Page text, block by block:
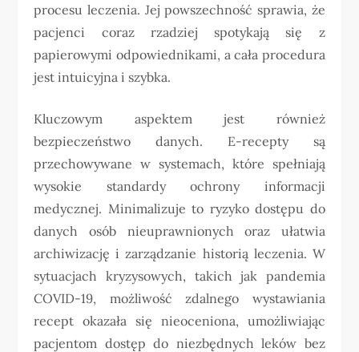
procesu leczenia. Jej powszechność sprawia, że
pacjenci coraz rzadziej spotykają się z
papierowymi odpowiednikami, a cała procedura
jest intuicyjna i szybka.
Kluczowym aspektem jest również
bezpieczeństwo danych. E-recepty są
przechowywane w systemach, które spełniają
wysokie standardy ochrony informacji
medycznej. Minimalizuje to ryzyko dostępu do
danych osób nieuprawnionych oraz ułatwia
archiwizację i zarządzanie historią leczenia. W
sytuacjach kryzysowych, takich jak pandemia
COVID-19, możliwość zdalnego wystawiania
recept okazała się nieoceniona, umożliwiając
pacjentom dostęp do niezbędnych leków bez